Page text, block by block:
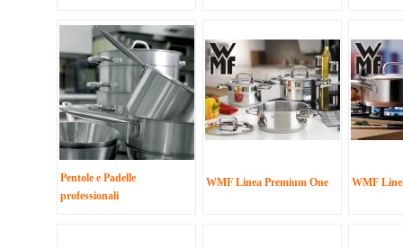
Pentole e Padelle
professionali
WMF Linea Premium One WMF